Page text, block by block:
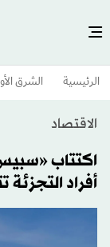
الرئيسية الشرق
الاقتصاد
اكتتاب
أفراد التجزئة تتجاوز 70